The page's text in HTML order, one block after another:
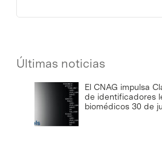
Últimas noticias
El CNAG impulsa
de identificadores
biomédicos 30 de